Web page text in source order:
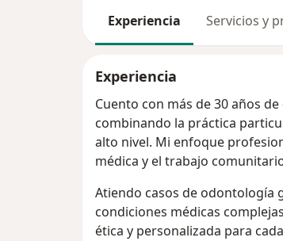
Experiencia Servicios y
Experiencia
Cuento con más de 30 años
combinando la práctica
alto nivel. Mi enfoque
médica y el trabajo
Atiendo casos de odontología
condiciones médicas
ética y personalizada para